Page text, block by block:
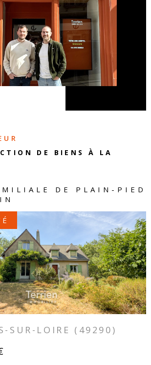
DE BIENS À LA
DE PLAIN-PIED
VOIR LE BIEN
SUR-LOIRE (49290)